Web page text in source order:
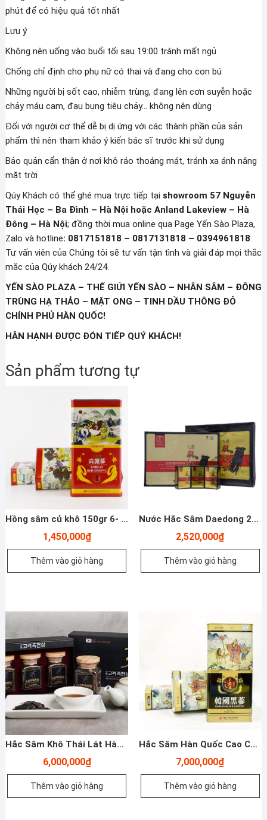
phút để có hiệu quả tốt nhất
Lưu ý
Không nên uống vào buổi tối sau 19:00 tránh mất ngủ
Chống chỉ định cho phụ nữ có thai và đang cho con bú
Những người bị sốt cao, nhiễm trùng, đang lên cơn suyễn hoặc
chảy máu cam, đau bụng tiêu chảy… không nên dùng
Đối với người cơ thể dễ bị dị ứng với các thành phần của sản
phẩm thì nên tham khảo ý kiến bác sĩ trước khi sử dụng
Bảo quản cẩn thận ở nơi khô ráo thoáng mát, tránh xa ánh nắng
mặt trời
Qúy Khách có thể ghé mua trực tiếp tại showroom 57 Nguyễn
Thái Học – Ba Đình – Hà Nội hoặc Anland Lakeview – Hà
Đông – Hà Nội; đồng thời mua online qua Page Yến Sào Plaza,
Zalo và hotline: 0817151818 – 0817131818 – 0394961818.
Tư vấn viên của Chúng tôi sẽ tư vấn tận tình và giải đáp mọi thắc
mắc của Qúy khách 24/24.
YẾN SÀO PLAZA – THẾ GIỨI YẾN SÀO – NHÂN SÂM – ĐÔNG
TRÙNG HẠ THẢO – MẬT ONG – TINH DẦU THÔNG ĐỎ
CHÍNH PHỦ HÀN QUỐC!
HÂN HẠNH ĐƯỢC ĐÓN TIẾP QUÝ KHÁCH!
Sản phẩm tương tự
Hồng sâm củ khô 150gr 6- 10 củ Daedong– Yến Sào Plaza
1,450,000₫
Thêm vào giỏ hàng
Nước Hắc Sâm Daedong 20ml*90 Gói – Yến Sào Plaza
2,520,000₫
Thêm vào giỏ hàng
Hắc Sâm Khô Thái Lát Hàn Quốc Daedong – 75g X 3 Lọ – Yến Sào Plaza
6,000,000₫
Thêm vào giỏ hàng
Hắc Sâm Hàn Quốc Cao Cấp Daedong 300g 11 – 20 củ- Yến Sào Plaza
7,000,000₫
Thêm vào giỏ hàng